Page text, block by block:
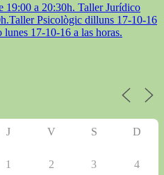
19:00 a 20:30h. Taller Jurídico
Taller Psicològic dilluns 17-10-16
J V S D
1 2 3 4